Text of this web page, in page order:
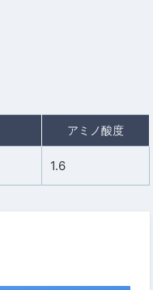
アミノ酸度
1.6